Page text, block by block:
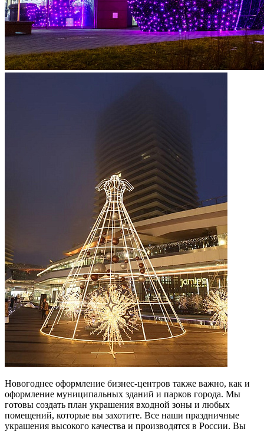
Новогоднее оформление бизнес-центров также важно, как и
оформление муниципальных зданий и парков города. Мы
готовы создать план украшения входной зоны и любых
помещений, которые вы захотите. Все наши праздничные
украшения высокого качества и производятся в России. Вы